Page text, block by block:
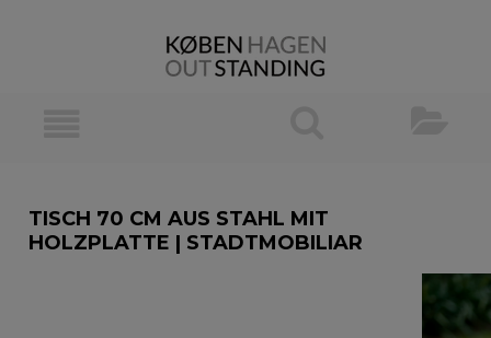
TISCH 70 CM AUS STAHL MIT
HOLZPLATTE | STADTMOBILIAR